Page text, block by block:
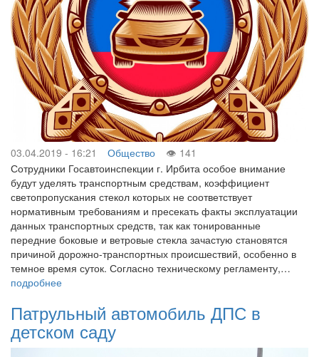
03.04.2019 - 16:21 Общество
141
Сотрудники Госавтоинспекции г. Ирбита особое внимание
будут уделять транспортным средствам, коэффициент
светопропускания стекол которых не соответствует
нормативным требованиям и пресекать факты эксплуатации
данных транспортных средств, так как тонированные
передние боковые и ветровые стекла зачастую становятся
причиной дорожно-транспортных происшествий, особенно в
темное время суток. Согласно техническому регламенту,…
подробнее
Патрульный автомобиль ДПС в
детском саду